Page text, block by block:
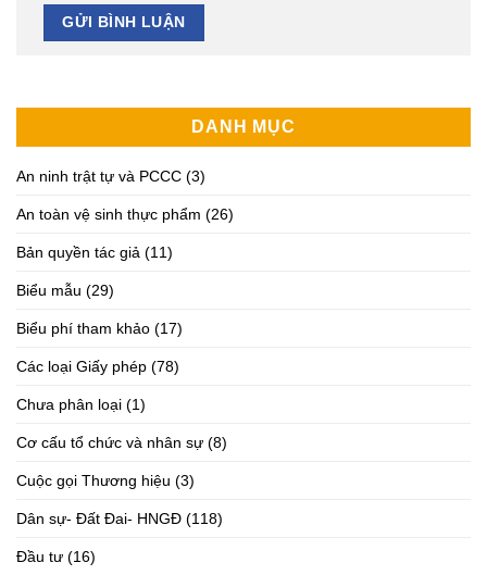
DANH MỤC
An ninh trật tự và PCCC (3)
An toàn vệ sinh thực phẩm (26)
Bản quyền tác giả (11)
Biểu mẫu (29)
Biểu phí tham khảo (17)
Các loại Giấy phép (78)
Chưa phân loại (1)
Cơ cấu tổ chức và nhân sự (8)
Cuộc gọi Thương hiệu (3)
Dân sự- Đất Đai- HNGĐ (118)
Đầu tư (16)